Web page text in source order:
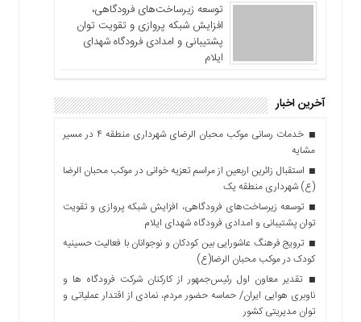
توسعه زیرساخت‌های فرودگاهی،
افزایش شبکه پروازی و تقویت توان
پشتیبانی و امدادی فرودگاه شهدای
ایلام
آخرین اخبار
خدمات رسانی موکب محبان الرضای شهرداری منطقه ۴ در مسیر
مشایه
استقبال زائرین اربعین از مراسم تعزیه خوانی در موکب محبان الرضا
(ع) شهرداری منطقه یک
توسعه زیرساخت‌های فرودگاهی، افزایش شبکه پروازی و تقویت
توان پشتیبانی و امدادی فرودگاه شهدای ایلام
ترویج فرهنگ عاشورایی بین کودکان و نوجوانان با فعالیت حسینیه
کودک در موکب محبان الرضا(ع)
تقدیر معاون اول رئیس‌جمهور از کارکنان شرکت فرودگاه ها و
ناوبری هوایی ایران/ حماسه حضور مردم، نمادی از اقتدار عملیاتی و
توان مدیریتی کشور